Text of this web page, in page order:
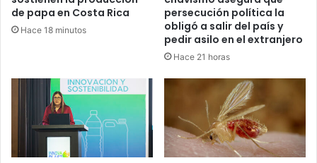
de papa en Costa Rica
Hace 18 minutos
persecución política la
obligó a salir del país y
pedir asilo en el extranjero
Hace 21 horas